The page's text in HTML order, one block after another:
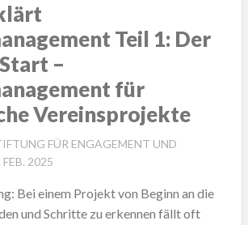
Teil 1: Der
–
für
Vereinsprojekte
FÜR ENGAGEMENT UND
FEB. 2025
Bei einem Projekt von Beginn an die
und Schritte zu erkennen fällt oft